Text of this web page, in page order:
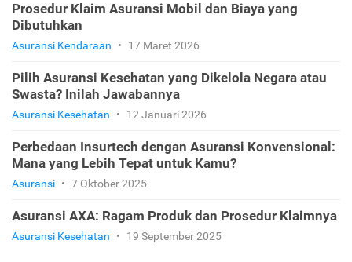
Prosedur Klaim Asuransi Mobil dan Biaya yang
Dibutuhkan
Asuransi Kendaraan • 17 Maret 2026
Pilih Asuransi Kesehatan yang Dikelola Negara atau
Swasta? Inilah Jawabannya
Asuransi Kesehatan • 12 Januari 2026
Perbedaan Insurtech dengan Asuransi Konvensional:
Mana yang Lebih Tepat untuk Kamu?
Asuransi • 7 Oktober 2025
Asuransi AXA: Ragam Produk dan Prosedur Klaimnya
Asuransi Kesehatan • 19 September 2025